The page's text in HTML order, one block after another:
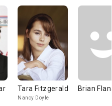
Tara Fitzgerald
Nancy Doyle
Brian